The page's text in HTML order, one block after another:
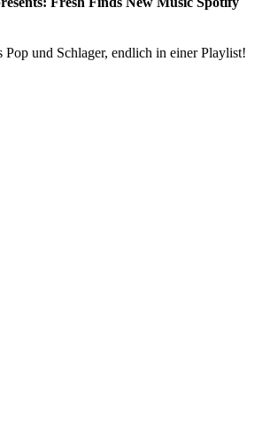
Pop und Schlager, endlich in einer Playlist!